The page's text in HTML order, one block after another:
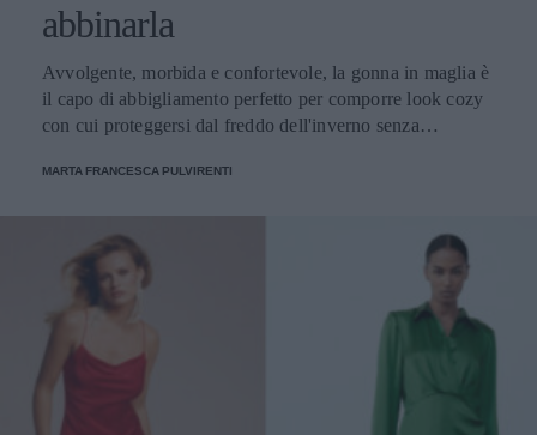
abbinarla
Avvolgente, morbida e confortevole, la gonna in maglia è
il capo di abbigliamento perfetto per comporre look cozy
con cui proteggersi dal freddo dell'inverno senza
MARTA FRANCESCA PULVIRENTI